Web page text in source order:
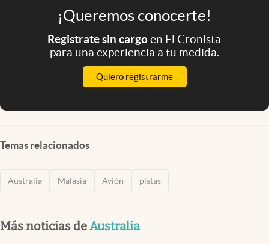
¡Queremos conocerte!
Registrate sin cargoen El Cronista
para una experiencia a tu medida.
Quiero registrarme
Temas relacionados
Australia Malasia Avión pistas
Más noticias deAustralia